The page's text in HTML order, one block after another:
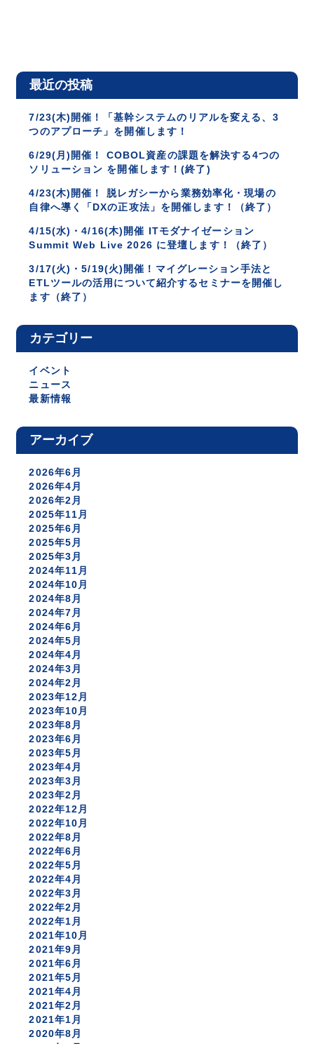
最近の投稿
7/23(木)開催！「基幹システムのリアルを変える、3
つのアプローチ」を開催します！
6/29(月)開催！ COBOL資産の課題を解決する4つの
ソリューション を開催します！(終了)
4/23(木)開催！ 脱レガシーから業務効率化・現場の
自律へ導く「DXの正攻法」を開催します！（終了）
4/15(水)・4/16(木)開催 ITモダナイゼーション
Summit Web Live 2026 に登壇します！（終了）
3/17(火)・5/19(火)開催！マイグレーション手法と
ETLツールの活用について紹介するセミナーを開催し
ます（終了）
カテゴリー
イベント
ニュース
最新情報
アーカイブ
2026年6月
2026年4月
2026年2月
2025年11月
2025年6月
2025年5月
2025年3月
2024年11月
2024年10月
2024年8月
2024年7月
2024年6月
2024年5月
2024年4月
2024年3月
2024年2月
2023年12月
2023年10月
2023年8月
2023年6月
2023年5月
2023年4月
2023年3月
2023年2月
2022年12月
2022年10月
2022年8月
2022年6月
2022年5月
2022年4月
2022年3月
2022年2月
2022年1月
2021年10月
2021年9月
2021年6月
2021年5月
2021年4月
2021年2月
2021年1月
2020年8月